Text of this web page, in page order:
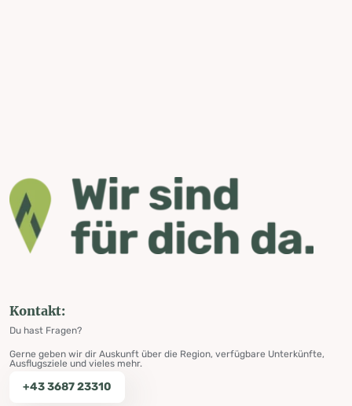
Kontakt:
Du hast Fragen?
Gerne geben wir dir Auskunft über die Region, verfügbare Unterkünfte,
Ausflugsziele und vieles mehr.
+43 3687 23310